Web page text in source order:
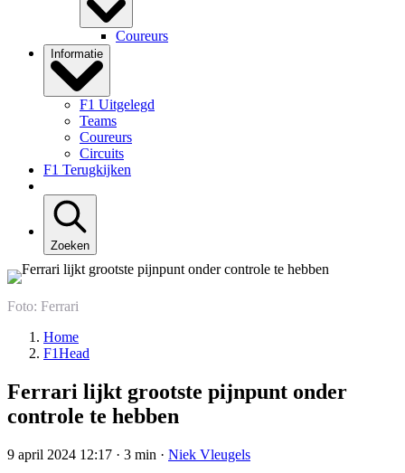
Coureurs
Informatie
F1 Uitgelegd
Teams
Coureurs
Circuits
F1 Terugkijken
Zoeken
Foto: Ferrari
Home
F1Head
Ferrari lijkt grootste pijnpunt onder
controle te hebben
9 april 2024 12:17 · 3 min · Niek Vleugels